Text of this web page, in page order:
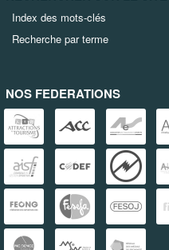
Index des mots-clés
Recherche par terme
NOS FEDERATIONS